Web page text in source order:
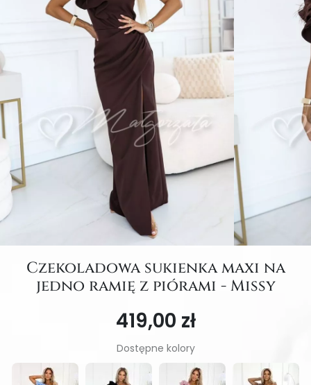
Czekoladowa sukienka maxi na
jedno ramię z piórami - Missy
419,00 zł
Dostępne kolory